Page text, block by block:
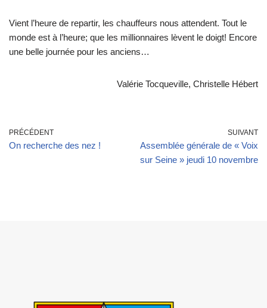
Vient l’heure de repartir, les chauffeurs nous attendent. Tout le
monde est à l’heure; que les millionnaires lèvent le doigt! Encore
une belle journée pour les anciens…
Valérie Tocqueville, Christelle Hébert
PRÉCÉDENT
On recherche des nez !
SUIVANT
Assemblée générale de « Voix
sur Seine » jeudi 10 novembre